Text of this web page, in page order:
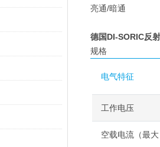
亮通/暗通
德国DI-SORIC反
规格
电气特征
工作电压
空载电流（最